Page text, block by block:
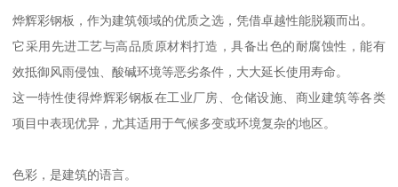
烨辉彩钢板，作为建筑领域的优质之选，凭借卓越性能脱颖而出。
它采用先进工艺与高品质原材料打造，具备出色的耐腐蚀性，能有
效抵御风雨侵蚀、酸碱环境等恶劣条件，大大延长使用寿命。
这一特性使得烨辉彩钢板在工业厂房、仓储设施、商业建筑等各类
项目中表现优异，尤其适用于气候多变或环境复杂的地区。
色彩，是建筑的语言。